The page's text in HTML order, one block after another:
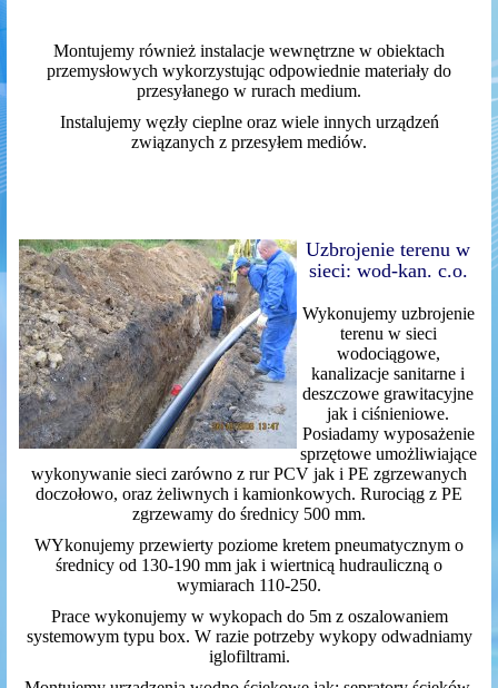
Montujemy również instalacje wewnętrzne w obiektach
przemysłowych wykorzystując odpowiednie materiały do
przesyłanego w rurach medium.
Instalujemy węzły cieplne oraz wiele innych urządzeń
związanych z przesyłem mediów.
Uzbrojenie terenu w
sieci: wod-kan. c.o.
Wykonujemy uzbrojenie
terenu w sieci
wodociągowe,
kanalizacje sanitarne i
deszczowe grawitacyjne
jak i ciśnieniowe.
Posiadamy wyposażenie
sprzętowe umożliwiające
wykonywanie sieci zarówno z rur PCV jak i PE zgrzewanych
doczołowo, oraz żeliwnych i kamionkowych. Rurociąg z PE
zgrzewamy do średnicy 500 mm.
WYkonujemy przewierty poziome kretem pneumatycznym o
średnicy od 130-190 mm jak i wiertnicą hudrauliczną o
wymiarach 110-250.
Prace wykonujemy w wykopach do 5m z oszalowaniem
systemowym typu box. W razie potrzeby wykopy odwadniamy
iglofiltrami.